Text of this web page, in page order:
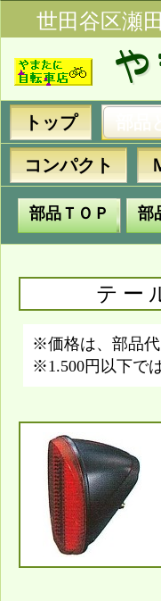
世田谷区瀬
トップ
コンパクト
部品ＴＯＰ 部
テー
※価格は、部品
※1.500円以下で